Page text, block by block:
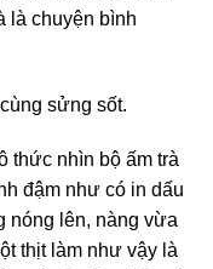
là chuyện bình
sửng sốt.
thức nhìn bộ ấm trà
đậm như có in dấu
nóng lên, nàng vừa
thịt làm như vậy là